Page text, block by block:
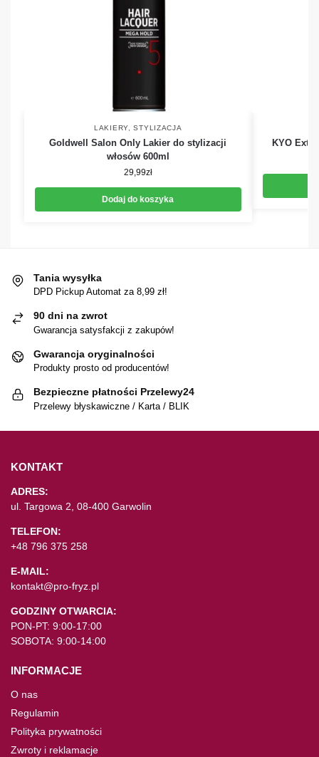
LAKIERY ,STYLIZACJA
Goldwell Salon Only Lakier do stylizacji
włosów 600ml
29,99zł
Dodaj do koszyka
KYO
Tania wysyłka
DPD Pickup Automat za 8,99 zł!
90 dni na zwrot
Gwarancja satysfakcji z zakupów!
Gwarancja oryginalności
Produkty prosto od producentów!
Bezpieczne płatności Przelewy24
Przelewy błyskawiczne / Karta / BLIK
KONTAKT
ADRES:
ul. Targowa 2, 08-400 Garwolin
TELEFON:
+48 796 375 258
E-MAIL:
kontakt@pro-fryz.pl
GODZINY OTWARCIA:
PON-PT: 9:00-17:00
SOBOTA: 9:00-14:00
INFORMACJE
O nas
Regulamin
Polityka prywatności
Zwroty i reklamacje